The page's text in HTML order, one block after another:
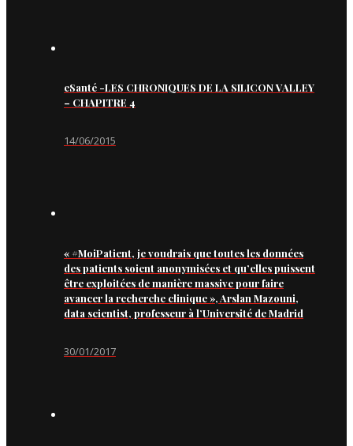
eSanté -LES CHRONIQUES DE LA SILICON VALLEY
– CHAPITRE 4
14/06/2015
« #MoiPatient, je voudrais que toutes les données
des patients soient anonymisées et qu’elles puissent
être exploitées de manière massive pour faire
avancer la recherche clinique », Arslan Mazouni,
data scientist, professeur à l’Université de Madrid
30/01/2017